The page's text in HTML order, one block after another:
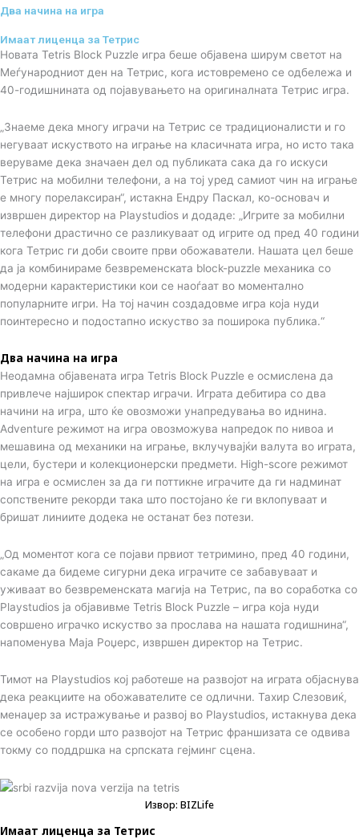
Два начина на игра
Имаат лиценца за Тетрис
Новата Tetris Block Puzzle игра беше објавена ширум светот на
Меѓународниот ден на Тетрис, кога истовремено се одбележа и
40-годишнината од појавувањето на оригиналната Тетрис игра.
„Знаеме дека многу играчи на Тетрис се традиционалисти и го
негуваат искуството на играње на класичната игра, но исто така
веруваме дека значаен дел од публиката сака да го искуси
Тетрис на мобилни телефони, а на тој уред самиот чин на играње
е многу порелаксиран“, истакна Ендру Паскал, ко-основач и
извршен директор на Playstudios и додаде: „Игрите за мобилни
телефони драстично се разликуваат од игрите од пред 40 години
кога Тетрис ги доби своите први обожаватели. Нашата цел беше
да ја комбинираме безвременската block-puzzle механика со
модерни карактеристики кои се наоѓаат во моментално
популарните игри. На тој начин создадовме игра која нуди
поинтересно и подостапно искуство за поширока публика.“
Два начина на игра
Неодамна објавената игра Tetris Block Puzzle е осмислена да
привлече најширок спектар играчи. Играта дебитира со два
начини на игра, што ќе овозможи унапредувања во иднина.
Adventure режимот на игра овозможува напредок по нивоа и
мешавина од механики на играње, вклучувајќи валута во играта,
цели, бустери и колекционерски предмети. High-score режимот
на игра е осмислен за да ги поттикне играчите да ги надминат
сопствените рекорди така што постојано ќе ги вклопуваат и
бришат линиите додека не останат без потези.
„Од моментот кога се појави првиот тетримино, пред 40 години,
сакаме да бидеме сигурни дека играчите се забавуваат и
уживаат во безвременската магија на Тетрис, па во соработка со
Playstudios ја објавивме Tetris Block Puzzle – игра која нуди
совршено играчко искуство за прослава на нашата годишнина“,
напоменува Маја Роџерс, извршен директор на Тетрис.
Тимот на Playstudios кој работеше на развојот на играта објаснува
дека реакциите на обожавателите се одлични. Тахир Слезовиќ,
менаџер за истражување и развој во Playstudios, истакнува дека
се особено горди што развојот на Тетрис франшизата се одвива
токму со поддршка на српската гејминг сцена.
Извор: BIZLife
Имаат лиценца за Тетрис